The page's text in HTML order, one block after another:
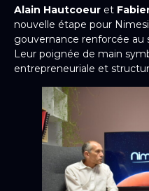
Alain Hautcoeur et
nouvelle étape pour
gouvernance renforcée au
Leur poignée de main
entrepreneuriale et